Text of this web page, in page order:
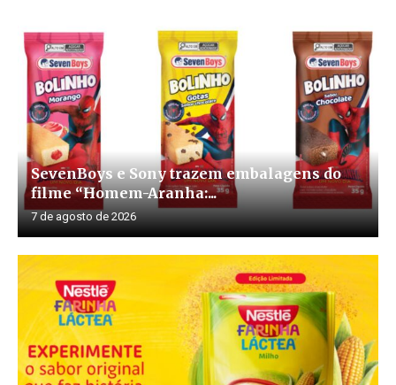
SevenBoys e Sony trazem embalagens do
filme “Homem-Aranha:...
7 de agosto de 2026